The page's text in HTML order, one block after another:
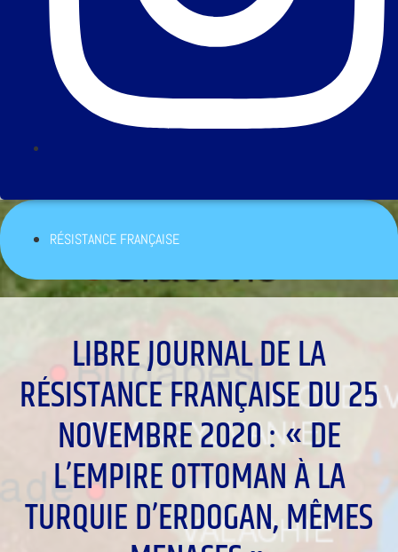
RÉSISTANCE FRANÇAISE
LIBRE JOURNAL DE LA
RÉSISTANCE FRANÇAISE DU 25
NOVEMBRE 2020 : « DE
L’EMPIRE OTTOMAN À LA
TURQUIE D’ERDOGAN, MÊMES